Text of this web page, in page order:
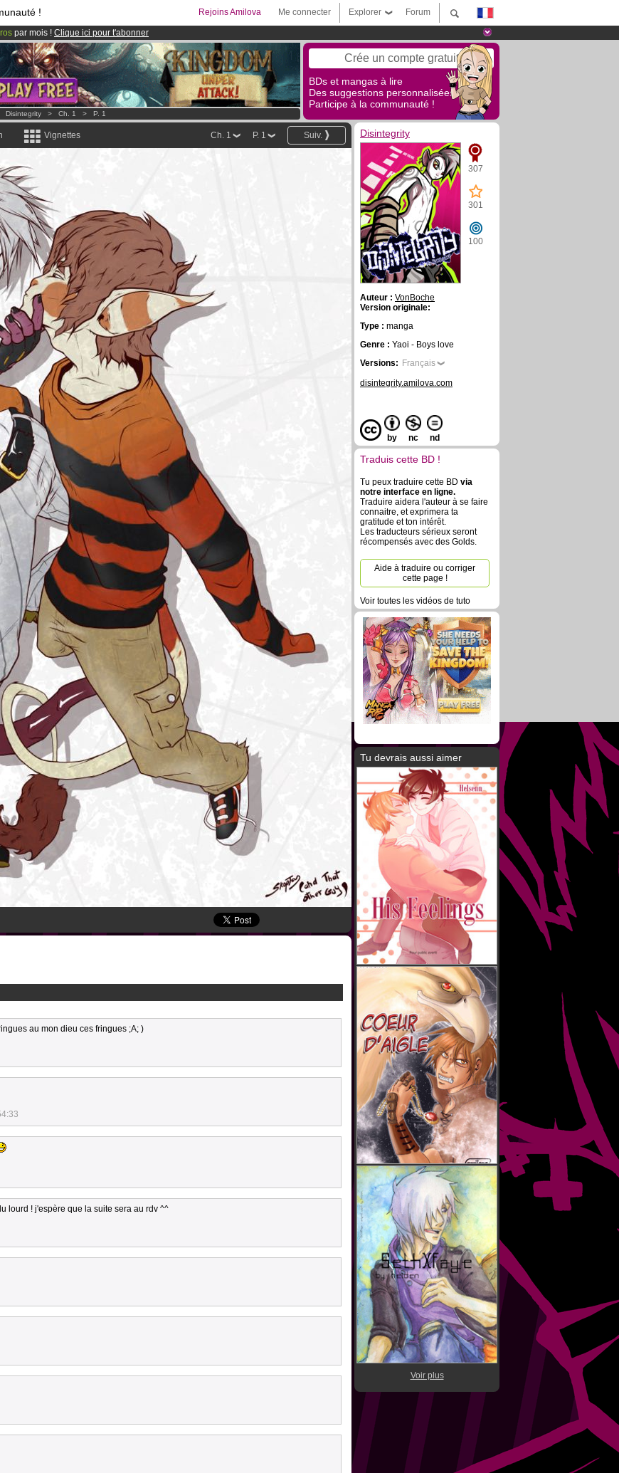
! Forum
Explorer
Me connecter
Rejoins Amilova
par mois ! Clique ici pour t'abonner
!.
! Crée un compte gratuit
BDs et mangas à lire
Des suggestions personnalisées !
Participe à la communauté !
Disintegrity > Ch. 1 > P. 1
Vignettes Suiv.
P. 1
Ch. 1
au mon dieu ces fringues ;A; )
lourd ! j'espère que la suite sera au rdv ^^
Disintegrity
307
301
100
Auteur : VonBoche
Version originale:
Type : manga
Genre : Yaoi - Boys love
Versions: Français
disintegrity.amilova.com
by nc nd
Traduis cette BD !
Tu peux traduire cette BD via
notre interface en ligne.
Traduire aidera l'auteur à se faire
connaitre, et exprimera ta
gratitude et ton intérêt.
Les traducteurs sérieux seront
récompensés avec des Golds.
Aide à traduire ou corriger
cette page !
Voir toutes les vidéos de tuto
Tu devrais aussi aimer
Voir plus